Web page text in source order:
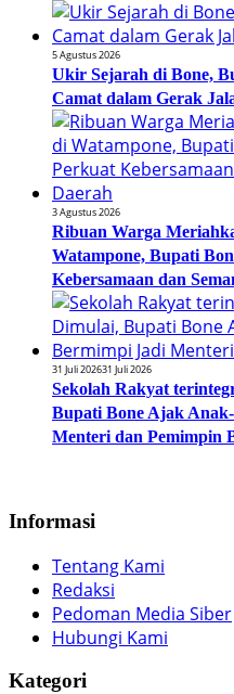
5 Agustus 2026
Ukir Sejarah di Bone,
Camat dalam Gerak
3 Agustus 2026
Ribuan Warga
Watampone, Bupati
Kebersamaan dan
31 Juli 202631 Juli 2026
Sekolah Rakyat
Bupati Bone Ajak
Menteri dan Pemimpin
Informasi
Tentang Kami
Redaksi
Pedoman Media Siber
Hubungi Kami
Kategori